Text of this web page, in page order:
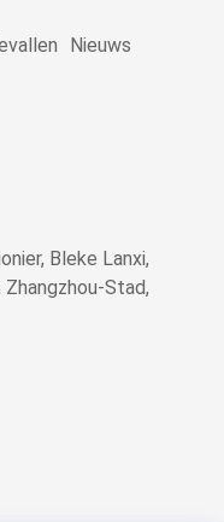
Nieuws
Bleke Lanxi,
Stad,